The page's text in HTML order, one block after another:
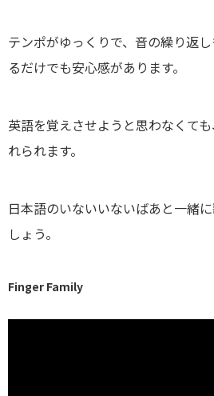
テンポがゆっくりで、音の繰り返
るだけでも安心感があります。
英語を覚えさせようと思わなくて
れられます。
日本語のいないいないばあと一緒
しょう。
Finger Family